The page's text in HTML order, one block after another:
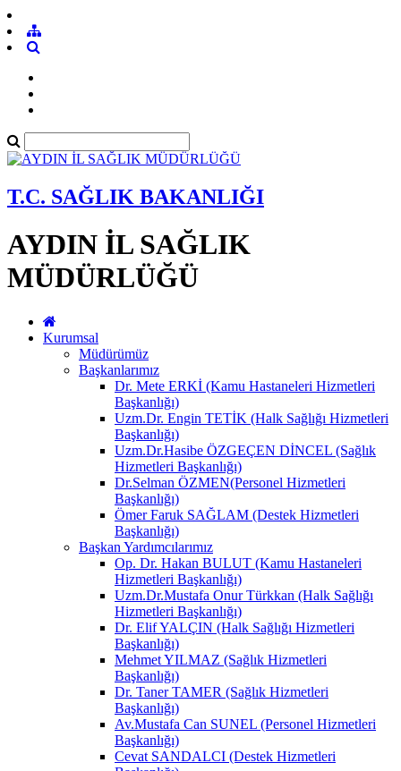
T.C. SAĞLIK BAKANLIĞI
AYDIN İL SAĞLIK
MÜDÜRLÜĞÜ
Kurumsal
Müdürümüz
Başkanlarımız
Dr. Mete ERKİ (Kamu Hastaneleri Hizmetleri
Başkanlığı)
Uzm.Dr. Engin TETİK (Halk Sağlığı Hizmetleri
Başkanlığı)
Uzm.Dr.Hasibe ÖZGEÇEN DİNCEL (Sağlık
Hizmetleri Başkanlığı)
Dr.Selman ÖZMEN(Personel Hizmetleri
Başkanlığı)
Ömer Faruk SAĞLAM (Destek Hizmetleri
Başkanlığı)
Başkan Yardımcılarımız
Op. Dr. Hakan BULUT (Kamu Hastaneleri
Hizmetleri Başkanlığı)
Uzm.Dr.Mustafa Onur Türkkan (Halk Sağlığı
Hizmetleri Başkanlığı)
Dr. Elif YALÇIN (Halk Sağlığı Hizmetleri
Başkanlığı)
Mehmet YILMAZ (Sağlık Hizmetleri
Başkanlığı)
Dr. Taner TAMER (Sağlık Hizmetleri
Başkanlığı)
Av.Mustafa Can SUNEL (Personel Hizmetleri
Başkanlığı)
Cevat SANDALCI (Destek Hizmetleri